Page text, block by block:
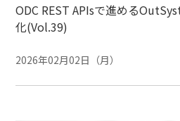
ODC REST APIsで進める
化(Vol.39)
2026年02月02日（月）